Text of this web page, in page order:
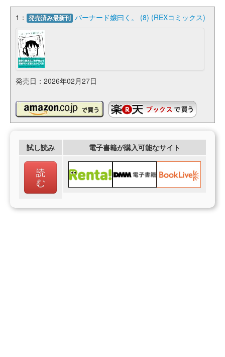
1： 発売済み最新刊 バーナード嬢曰く。 (8) (REXコミックス)
発売日：2026年02月27日
試し読み 電子書籍が購入可能なサイト
読
む